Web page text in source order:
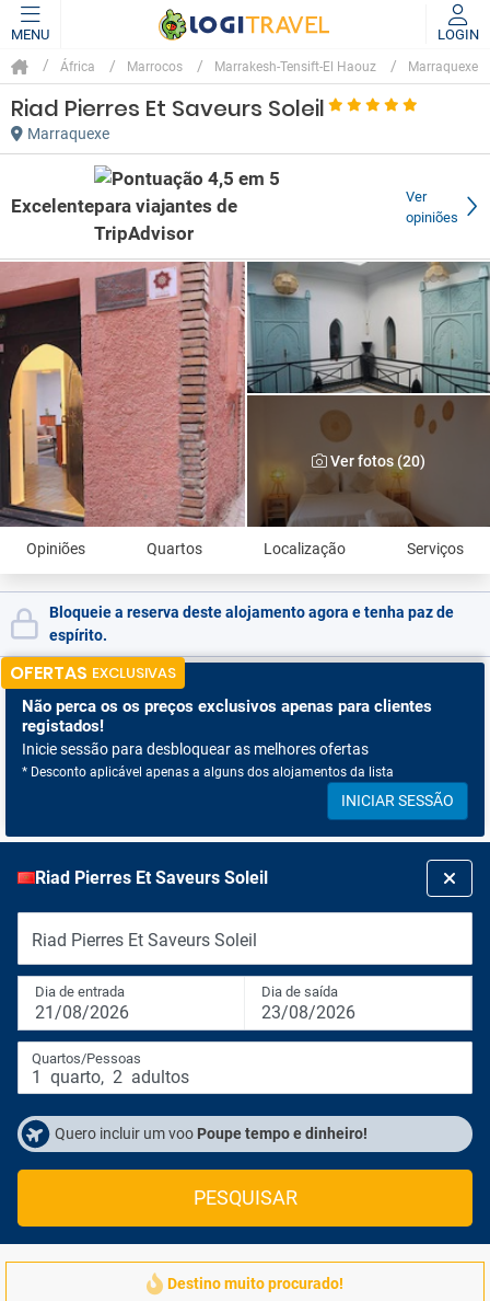
MENU LOGIN
África Marrocos Marrakesh-Tensift-El Haouz Marraquexe
Riad Pierres Et Saveurs Soleil
Marraquexe
Excelente
Ver
opiniões
Ver fotos (20)
Opiniões Quartos Localização Serviços
Bloqueie a reserva deste alojamento agora e tenha paz de
espírito.
OFERTAS EXCLUSIVAS
Não perca os os preços exclusivos apenas para clientes
registados!
Inicie sessão para desbloquear as melhores ofertas
* Desconto aplicável apenas a alguns dos alojamentos da lista
INICIAR SESSÃO
Riad Pierres Et Saveurs Soleil
Riad Pierres Et Saveurs Soleil
Dia de entrada
21/08/2026
Dia de saída
23/08/2026
Quartos/Pessoas
1 quarto, 2 adultos
Quero incluir um voo Poupe tempo e dinheiro!
PESQUISAR
Destino muito procurado!